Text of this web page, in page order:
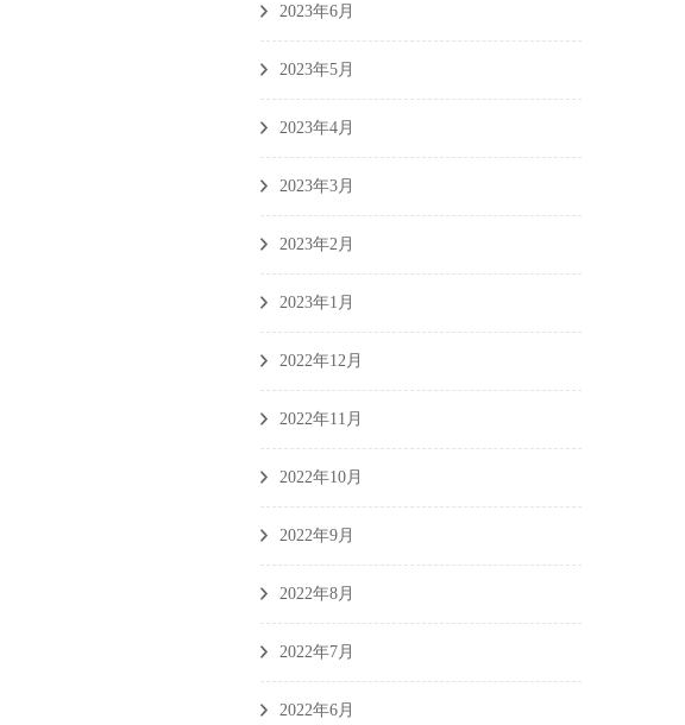
2023年6月
2023年5月
2023年4月
2023年3月
2023年2月
2023年1月
2022年12月
2022年11月
2022年10月
2022年9月
2022年8月
2022年7月
2022年6月